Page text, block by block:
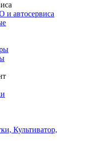
автосервиса
Культиватор,